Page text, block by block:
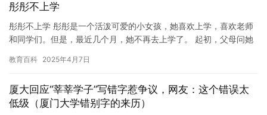
彤彤不上学
彤彤不上学 彤彤是一个活泼可爱的小女孩，她喜欢上学，喜欢老师
和同学们。但是，最近几个月，她不再去上学了。 起初，父母问她
间…
教育百科 2025年4月7日
厦大回应“莘莘学子”写错字惹争议，网友：这个错误太
低级（厦门大学错别字的来历）